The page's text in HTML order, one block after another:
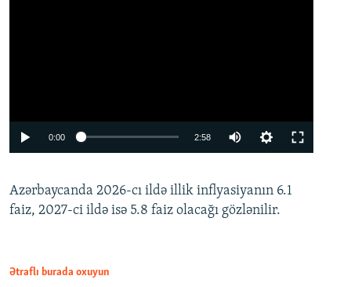
0:00 2:58
360p
480p
Azərbaycanda 2026-cı ildə illik inflyasiyanın 6.1
faiz, 2027-ci ildə isə 5.8 faiz olacağı gözlənilir.
Ətraflı burada oxuyun